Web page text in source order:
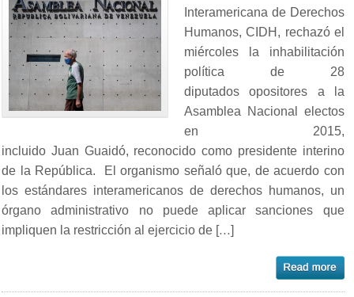
Interamericana de Derechos
Humanos, CIDH, rechazó el
miércoles la inhabilitación
política de 28
diputados opositores a la
Asamblea Nacional electos
en 2015,
incluido Juan Guaidó, reconocido como presidente interino
de la República. El organismo señaló que, de acuerdo con
los estándares interamericanos de derechos humanos, un
órgano administrativo no puede aplicar sanciones que
impliquen la restricción al ejercicio de […]